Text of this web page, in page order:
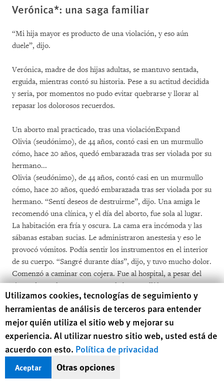
Verónica*: una saga familiar
“Mi hija mayor es producto de una violación, y eso aún
duele”, dijo.
Verónica, madre de dos hijas adultas, se mantuvo sentada,
erguida, mientras contó su historia. Pese a su actitud decidida
y seria, por momentos no pudo evitar quebrarse y llorar al
repasar los dolorosos recuerdos.
Un aborto mal practicado, tras una violaciónExpand
Olivia (seudónimo), de 44 años, contó casi en un murmullo
cómo, hace 20 años, quedó embarazada tras ser violada por su
hermano...
Olivia (seudónimo), de 44 años, contó casi en un murmullo
cómo, hace 20 años, quedó embarazada tras ser violada por su
hermano. “Sentí deseos de destruirme”, dijo. Una amiga le
recomendó una clínica, y el día del aborto, fue sola al lugar.
La habitación era fría y oscura. La cama era incómoda y las
sábanas estaban sucias. Le administraron anestesia y eso le
provocó vómitos. Podía sentir los instrumentos en el interior
de su cuerpo. “Sangré durante días”, dijo, y tuvo mucho dolor.
Comenzó a caminar con cojera. Fue al hospital, a pesar del
riesgo de que la arrestaran por el aborto. Allí la trataron y se
recuperó. Muchos años después, tuvo un embarazo
planificado y deseado, y dio a luz a una niña. Ahora Olivia
defiende la legalización del aborto. “Una mujer tiene derecho
a decidir. No tengo obligación de quedarme con un bebé que
fue resultado de un abuso a mi cuerpo”.
Tenía 21 años cuando su novio le dijo que quería llevarla de
viaje. Ella vivía en una pequeña localidad rural, y el plan le
Human Rights Watch cookie preferences
Utilizamos cookies, tecnologías de seguimiento y
herramientas de análisis de terceros para entender
mejor quién utiliza el sitio web y mejorar su
experiencia. Al utilizar nuestro sitio web, usted está de
acuerdo con esto. Política de privacidad
Aceptar Otras opciones